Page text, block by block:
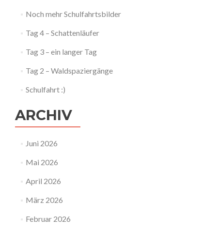
Noch mehr Schulfahrtsbilder
Tag 4 – Schattenläufer
Tag 3 – ein langer Tag
Tag 2 – Waldspaziergänge
Schulfahrt :)
ARCHIV
Juni 2026
Mai 2026
April 2026
März 2026
Februar 2026